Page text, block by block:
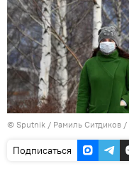
© Sputnik / Рамиль Ситдиков /
Подписаться